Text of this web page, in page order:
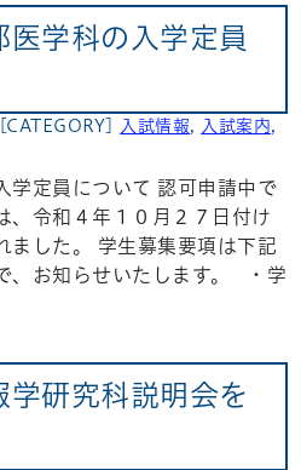
医学科の入学定員
[CATEGORY] 入試情報, 入試案内,
学定員について 認可申請中で
、令和４年１０月２７日付け
ました。 学生募集要項は下記
、お知らせいたします。 ・学
学研究科説明会を